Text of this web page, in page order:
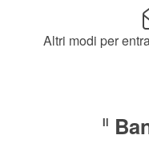
Altri modi per
Il